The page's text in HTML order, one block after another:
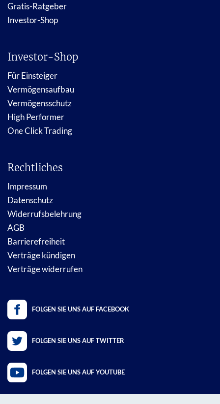
Gratis-Ratgeber
Investor-Shop
Investor-Shop
Für Einsteiger
Vermögensaufbau
Vermögensschutz
High Performer
One Click Trading
Rechtliches
Impressum
Datenschutz
Widerrufsbelehrung
AGB
Barrierefreiheit
Verträge kündigen
Verträge widerrufen
FOLGEN SIE UNS AUF FACEBOOK
FOLGEN SIE UNS AUF TWITTER
FOLGEN SIE UNS AUF YOUTUBE